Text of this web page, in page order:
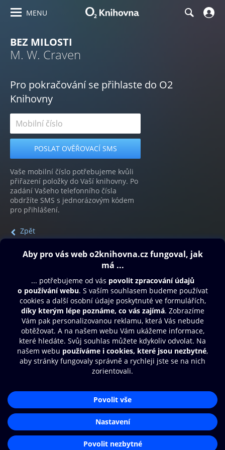
MENU
BEZ MILOSTI
M. W. Craven
Pro pokračování se přihlaste do O2
Knihovny
Vaše mobilní číslo potřebujeme kvůli
přiřazení položky do Vaší knihovny. Po
zadání Vašeho telefonního čísla
obdržíte SMS s jednorázovým kódem
pro přihlášení.
Zpět
Obsah ke stažení
Moje O2 Knihovna
Další zábava
© O2 Czech Republic a.s.
Přístupnost
Zásady zpracování osobních údajů
Nastavení cookies
Aplikace O2 Knihovna
Čti a poslouchej své e-knihy a
audioknihy rychleji a pohodlněji.